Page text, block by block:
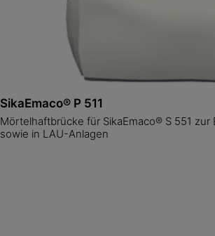
SikaEmaco® P 511
Mörtelhaftbrücke für SikaEmaco® S 551
sowie in LAU-Anlagen